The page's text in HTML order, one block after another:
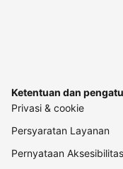
Ketentuan dan
Privasi & cookie
Persyaratan Layanan
Pernyataan Aksesibilitas